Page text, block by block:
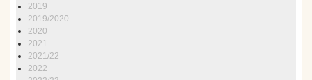
2019
2019/2020
2020
2021
2021/22
2022